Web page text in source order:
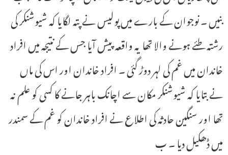
بنیں ۔ نوجوان کے بارے میں پولیس نے پتہ لگایا کہ شیوشنکر کی
رشتہ طئے ہونے والا تھا یہ واقعہ پیش آیا جس کے نتیجہ میں افراد
خاندان میں غم کی لہر دوڑ گئی ۔ افراد خاندان اور اس کی ماں
نے بتایا کہ شیوشنکر مکان سے اچانک باہر جانے کا کسی کو علم نہ
تھا اور سنگین حادثہ کی اطلاع نے افراد خاندان کو غم کے سمندر
میں ڈھکیل دیا ۔ ب